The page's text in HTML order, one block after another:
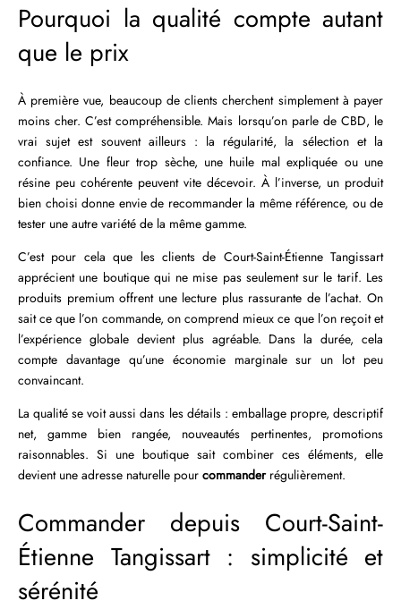
Pourquoi la qualité compte autant
que le prix
À première vue, beaucoup de clients cherchent simplement à payer
moins cher. C’est compréhensible. Mais lorsqu’on parle de CBD, le
vrai sujet est souvent ailleurs : la régularité, la sélection et la
confiance. Une fleur trop sèche, une huile mal expliquée ou une
résine peu cohérente peuvent vite décevoir. À l’inverse, un produit
bien choisi donne envie de recommander la même référence, ou de
tester une autre variété de la même gamme.
C’est pour cela que les clients de Court-Saint-Étienne Tangissart
apprécient une boutique qui ne mise pas seulement sur le tarif. Les
produits premium offrent une lecture plus rassurante de l’achat. On
sait ce que l’on commande, on comprend mieux ce que l’on reçoit et
l’expérience globale devient plus agréable. Dans la durée, cela
compte davantage qu’une économie marginale sur un lot peu
convaincant.
La qualité se voit aussi dans les détails : emballage propre, descriptif
net, gamme bien rangée, nouveautés pertinentes, promotions
raisonnables. Si une boutique sait combiner ces éléments, elle
devient une adresse naturelle pour commanderrégulièrement.
Commander depuis Court-Saint-
Étienne Tangissart : simplicité et
sérénité